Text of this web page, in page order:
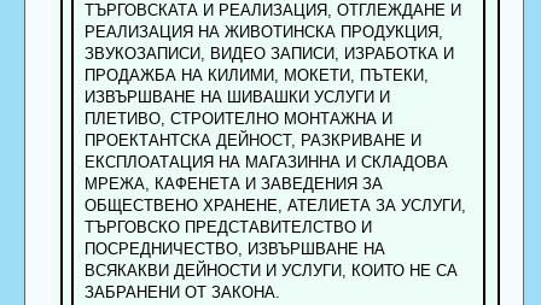
ТЪРГОВСКАТА И РЕАЛИЗАЦИЯ, ОТГЛЕЖДАНЕ И
РЕАЛИЗАЦИЯ НА ЖИВОТИНСКА ПРОДУКЦИЯ,
ЗВУКОЗАПИСИ, ВИДЕО ЗАПИСИ, ИЗРАБОТКА И
ПРОДАЖБА НА КИЛИМИ, МОКЕТИ, ПЪТЕКИ,
ИЗВЪРШВАНЕ НА ШИВАШКИ УСЛУГИ И
ПЛЕТИВО, СТРОИТЕЛНО МОНТАЖНА И
ПРОЕКТАНТСКА ДЕЙНОСТ, РАЗКРИВАНЕ И
ЕКСПЛОАТАЦИЯ НА МАГАЗИННА И СКЛАДОВА
МРЕЖА, КАФЕНЕТА И ЗАВЕДЕНИЯ ЗА
ОБЩЕСТВЕНО ХРАНЕНЕ, АТЕЛИЕТА ЗА УСЛУГИ,
ТЪРГОВСКО ПРЕДСТАВИТЕЛСТВО И
ПОСРЕДНИЧЕСТВО, ИЗВЪРШВАНЕ НА
ВСЯКАКВИ ДЕЙНОСТИ И УСЛУГИ, КОИТО НЕ СА
ЗАБРАНЕНИ ОТ ЗАКОНА.